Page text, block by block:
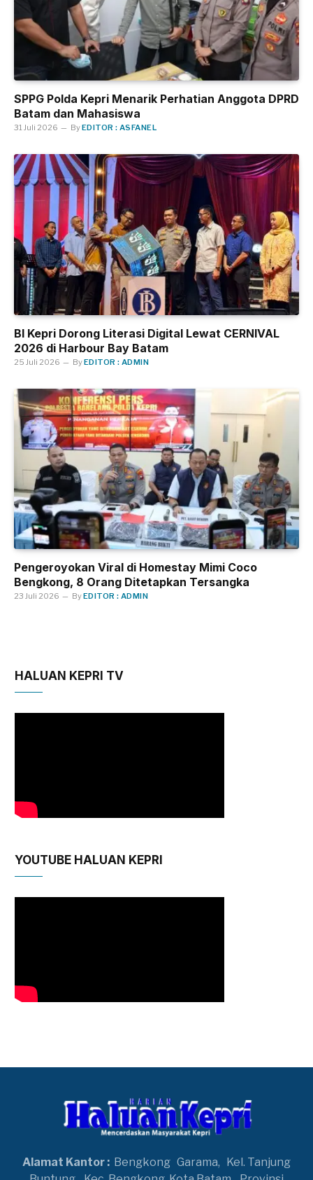
SPPG Polda Kepri Menarik Perhatian Anggota DPRD
Batam dan Mahasiswa
31 Juli 2026 ByEDITOR : ASFANEL
BI Kepri Dorong Literasi Digital Lewat CERNIVAL
2026 di Harbour Bay Batam
25 Juli 2026 ByEDITOR : ADMIN
Pengeroyokan Viral di Homestay Mimi Coco
Bengkong, 8 Orang Ditetapkan Tersangka
23 Juli 2026 ByEDITOR : ADMIN
HALUAN KEPRI TV
YOUTUBE HALUAN KEPRI
Alamat Kantor : Bengkong Garama, Kel. Tanjung